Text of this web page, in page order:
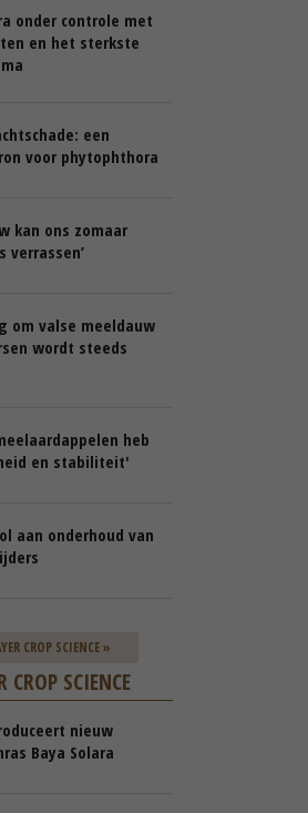
onder controle met
en het sterkste
een
voor phytophthora
kan ons zomaar
verrassen’
om valse meeldauw
wordt steeds
heb
en stabiliteit'
aan onderhoud van
CROP SCIENCE »
CROP SCIENCE
nieuw
Baya Solara